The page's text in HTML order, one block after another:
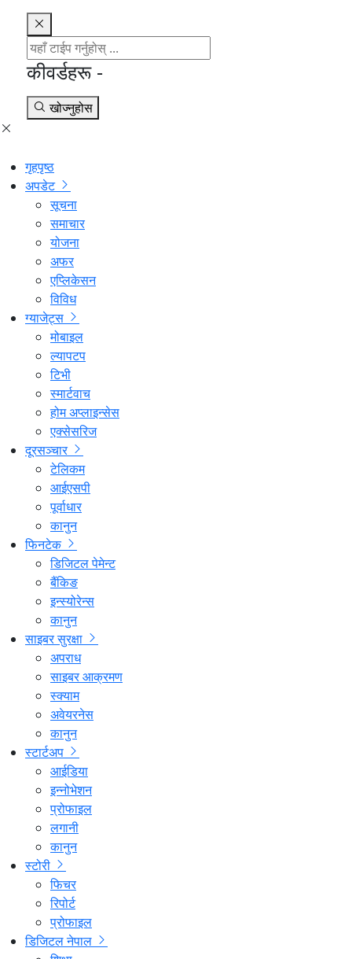
कीवर्डहरू -
खोज्नुहोस
गृहपृष्ठ
अपडेट
सूचना
समाचार
योजना
अफर
एप्लिकेसन
विविध
ग्याजेट्स
मोबाइल
ल्यापटप
टिभी
स्मार्टवाच
होम अप्लाइन्सेस
एक्सेसरिज
दूरसञ्चार
टेलिकम
आईएसपी
पूर्वाधार
कानुन
फिनटेक
डिजिटल पेमेन्ट
बैंकिङ
इन्स्योरेन्स
कानुन
साइबर सुरक्षा
अपराध
साइबर आक्रमण
स्क्याम
अवेयरनेस
कानुन
स्टार्टअप
आईडिया
इन्नोभेशन
प्रोफाइल
लगानी
कानुन
स्टोरी
फिचर
रिपोर्ट
प्रोफाइल
डिजिटल नेपाल